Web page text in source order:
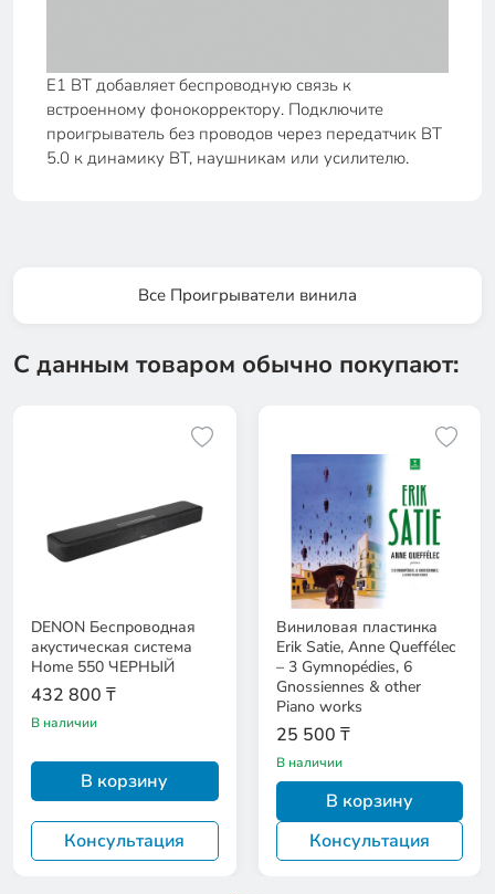
E1 BT добавляет беспроводную связь к
встроенному фонокорректору. Подключите
проигрыватель без проводов через передатчик BT
5.0 к динамику BT, наушникам или усилителю.
Все Проигрыватели винила
С данным товаром обычно покупают:
DENON Беспроводная
акустическая система
Home 550 ЧЕРНЫЙ
432 800 ₸
В наличии
В корзину
Консультация
Виниловая пластинка
Erik Satie, Anne Queffélec
– 3 Gymnopédies, 6
Gnossiennes & other
Piano works
25 500 ₸
В наличии
В корзину
Консультация